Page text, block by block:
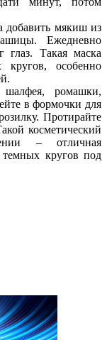
добавить мякиш из
Ежедневно
глаз. Такая маска
кругов, особенно
ромашки,
в формочки для
Протирайте
косметический
– отличная
темных кругов под